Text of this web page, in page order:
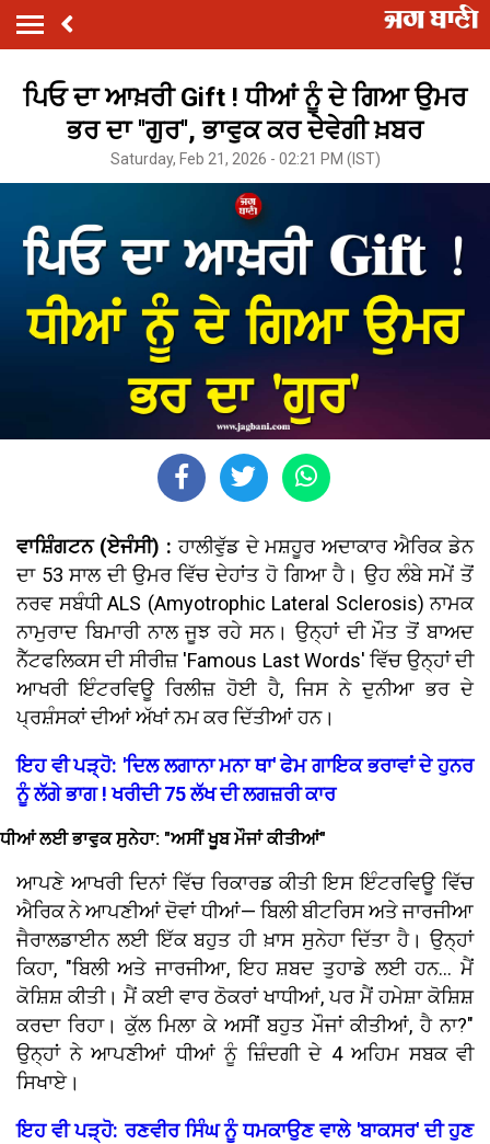
ਪਿਓ ਦਾ ਆਖ਼ਰੀ Gift ! ਧੀਆਂ ਨੂੰ ਦੇ ਗਿਆ ਉਮਰ
ਭਰ ਦਾ ''ਗੁਰ'', ਭਾਵੁਕ ਕਰ ਦੇਵੇਗੀ ਖ਼ਬਰ
Saturday, Feb 21, 2026 - 02:21 PM (IST)
ਵਾਸ਼ਿੰਗਟਨ (ਏਜੰਸੀ) :ਹਾਲੀਵੁੱਡ ਦੇ ਮਸ਼ਹੂਰ ਅਦਾਕਾਰ ਐਰਿਕ ਡੇਨ
ਦਾ 53 ਸਾਲ ਦੀ ਉਮਰ ਵਿੱਚ ਦੇਹਾਂਤ ਹੋ ਗਿਆ ਹੈ। ਉਹ ਲੰਬੇ ਸਮੇਂ ਤੋਂ
ਨਰਵ ਸਬੰਧੀ ALS (Amyotrophic Lateral Sclerosis) ਨਾਮਕ
ਨਾਮੁਰਾਦ ਬਿਮਾਰੀ ਨਾਲ ਜੂਝ ਰਹੇ ਸਨ। ਉਨ੍ਹਾਂ ਦੀ ਮੌਤ ਤੋਂ ਬਾਅਦ
ਨੈੱਟਫਲਿਕਸ ਦੀ ਸੀਰੀਜ਼ 'Famous Last Words' ਵਿੱਚ ਉਨ੍ਹਾਂ ਦੀ
ਆਖਰੀ ਇੰਟਰਵਿਊ ਰਿਲੀਜ਼ ਹੋਈ ਹੈ, ਜਿਸ ਨੇ ਦੁਨੀਆ ਭਰ ਦੇ
ਪ੍ਰਸ਼ੰਸਕਾਂ ਦੀਆਂ ਅੱਖਾਂ ਨਮ ਕਰ ਦਿੱਤੀਆਂ ਹਨ।
ਇਹ ਵੀ ਪੜ੍ਹੋ: 'ਦਿਲ ਲਗਾਨਾ ਮਨਾ ਥਾ' ਫੇਮ ਗਾਇਕ ਭਰਾਵਾਂ ਦੇ ਹੁਨਰ
ਨੂੰ ਲੱਗੇ ਭਾਗ ! ਖਰੀਦੀ 75 ਲੱਖ ਦੀ ਲਗਜ਼ਰੀ ਕਾਰ
ਧੀਆਂ ਲਈ ਭਾਵੁਕ ਸੁਨੇਹਾ: "ਅਸੀਂ ਖੂਬ ਮੌਜਾਂ ਕੀਤੀਆਂ"
ਆਪਣੇ ਆਖਰੀ ਦਿਨਾਂ ਵਿੱਚ ਰਿਕਾਰਡ ਕੀਤੀ ਇਸ ਇੰਟਰਵਿਊ ਵਿੱਚ
ਐਰਿਕ ਨੇ ਆਪਣੀਆਂ ਦੋਵਾਂ ਧੀਆਂ— ਬਿਲੀ ਬੀਟਰਿਸ ਅਤੇ ਜਾਰਜੀਆ
ਜੈਰਾਲਡਾਈਨ ਲਈ ਇੱਕ ਬਹੁਤ ਹੀ ਖ਼ਾਸ ਸੁਨੇਹਾ ਦਿੱਤਾ ਹੈ। ਉਨ੍ਹਾਂ
ਕਿਹਾ, "ਬਿਲੀ ਅਤੇ ਜਾਰਜੀਆ, ਇਹ ਸ਼ਬਦ ਤੁਹਾਡੇ ਲਈ ਹਨ... ਮੈਂ
ਕੋਸ਼ਿਸ਼ ਕੀਤੀ। ਮੈਂ ਕਈ ਵਾਰ ਠੋਕਰਾਂ ਖਾਧੀਆਂ, ਪਰ ਮੈਂ ਹਮੇਸ਼ਾ ਕੋਸ਼ਿਸ਼
ਕਰਦਾ ਰਿਹਾ। ਕੁੱਲ ਮਿਲਾ ਕੇ ਅਸੀਂ ਬਹੁਤ ਮੌਜਾਂ ਕੀਤੀਆਂ, ਹੈ ਨਾ?"
ਉਨ੍ਹਾਂ ਨੇ ਆਪਣੀਆਂ ਧੀਆਂ ਨੂੰ ਜ਼ਿੰਦਗੀ ਦੇ 4 ਅਹਿਮ ਸਬਕ ਵੀ
ਸਿਖਾਏ।
ਇਹ ਵੀ ਪੜ੍ਹੋ: ਰਣਵੀਰ ਸਿੰਘ ਨੂੰ ਧਮਕਾਉਣ ਵਾਲੇ 'ਬਾਕਸਰ' ਦੀ ਹੁਣ